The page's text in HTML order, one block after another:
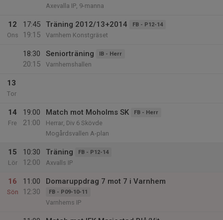
Axevalla IP, 9-manna
12
Ons
17:45
19:15
Träning 2012/13+2014 FB - P12-14
Varnhem Konstgräset
18:30
20:15
Seniorträning IB - Herr
Varnhemshallen
13
Tor
14
Fre
19:00
21:00
Match mot Moholms SK FB - Herr
Herrar, Div 6 Skövde
Mogårdsvallen A-plan
15
Lör
10:30
12:00
Träning FB - P12-14
Axvalls IP
16
Sön
11:00
12:30
Domaruppdrag 7 mot 7 i Varnhem
FB - P09-10-11
Varnhems IP